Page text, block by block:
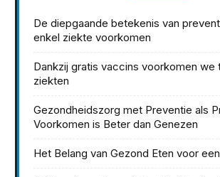
De diepgaande betekenis van
enkel ziekte voorkomen
Dankzij gratis vaccins voorkomen we
ziekten
Gezondheidszorg met Preventie als
Voorkomen is Beter dan Genezen
Het Belang van Gezond Eten voor